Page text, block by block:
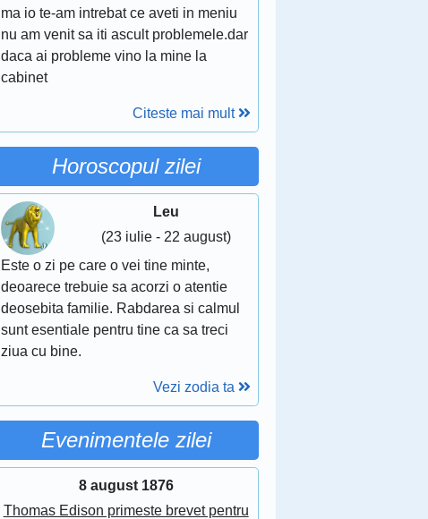
ma io te-am intrebat ce aveti in meniu
nu am venit sa iti ascult problemele.dar
daca ai probleme vino la mine la
cabinet
Citeste mai mult
Horoscopul zilei
Leu
(23 iulie - 22 august)
Este o zi pe care o vei tine minte,
deoarece trebuie sa acorzi o atentie
deosebita familie. Rabdarea si calmul
sunt esentiale pentru tine ca sa treci
ziua cu bine.
Vezi zodia ta
Evenimentele zilei
8 august 1876
Thomas Edison primeste brevet pentru